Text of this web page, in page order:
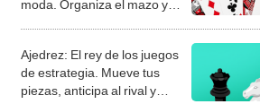
moda. Organiza el mazo y
Ajedrez: El rey de los juegos
de estrategia. Mueve tus
piezas, anticipa al rival y